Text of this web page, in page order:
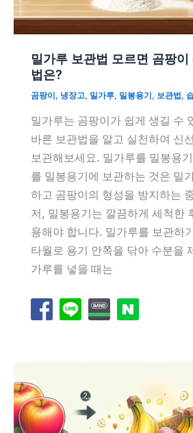
밀가루 보관법 모르면 곰팡
법은?
곰팡이 , 냉장고, 밀가루, 밀봉용기 , 보관법 ,
밀가루는 곰팡이가 쉽게 생길 수
바른 보관법을 알고 실천하여 신
보관해보세요. 밀가루를 밀봉용
를 밀봉용기에 보관하는 것은 밀
하고 곰팡이의 형성을 방지하는
저, 밀봉용기는 깔끔하게 세척한
용해야 합니다. 밀가루를 보관하
타월로 용기 안쪽을 닦아 수분을
가루를 넣을 때는